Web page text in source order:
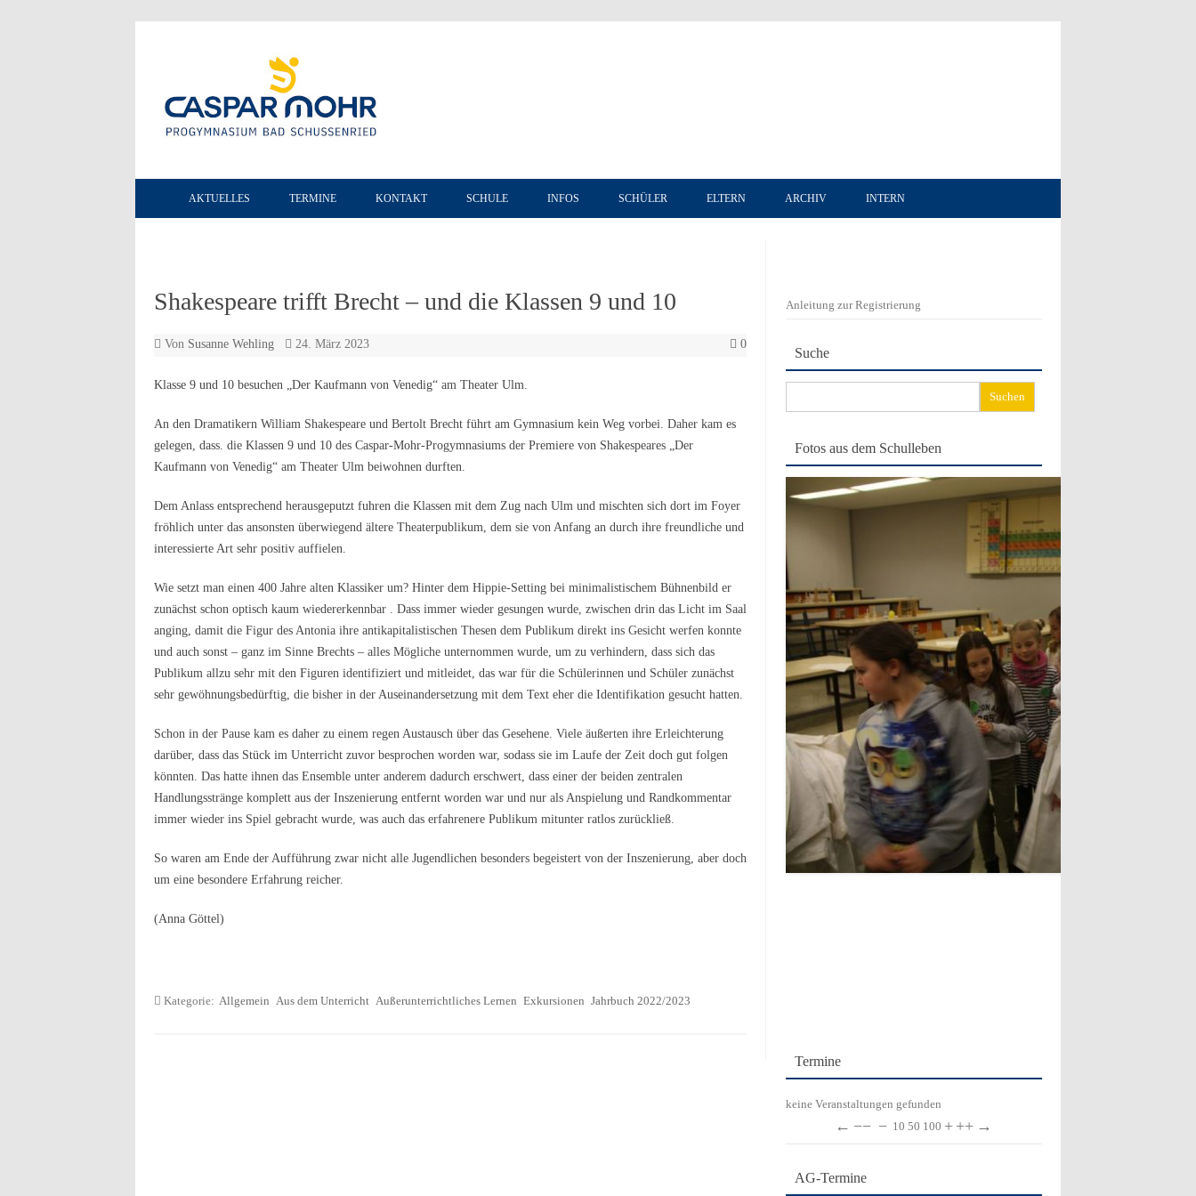
AKTUELLES TERMINE KONTAKT SCHULE INFOS SCHÜLER ELTERN ARCHIV INTERN
Shakespeare trifft Brecht – und die Klassen 9 und 10
Von Susanne Wehling 24. März 2023 0
Klasse 9 und 10 besuchen „Der Kaufmann von Venedig“ am Theater Ulm.
An den Dramatikern William Shakespeare und Bertolt Brecht führt am Gymnasium kein Weg vorbei. Daher kam es
gelegen, dass. die Klassen 9 und 10 des Caspar-Mohr-Progymnasiums der Premiere von Shakespeares „Der
Kaufmann von Venedig“ am Theater Ulm beiwohnen durften.
Dem Anlass entsprechend herausgeputzt fuhren die Klassen mit dem Zug nach Ulm und mischten sich dort im Foyer
fröhlich unter das ansonsten überwiegend ältere Theaterpublikum, dem sie von Anfang an durch ihre freundliche und
interessierte Art sehr positiv auffielen.
Wie setzt man einen 400 Jahre alten Klassiker um? Hinter dem Hippie-Setting bei minimalistischem Bühnenbild er
zunächst schon optisch kaum wiedererkennbar . Dass immer wieder gesungen wurde, zwischen drin das Licht im Saal
anging, damit die Figur des Antonia ihre antikapitalistischen Thesen dem Publikum direkt ins Gesicht werfen konnte
und auch sonst – ganz im Sinne Brechts – alles Mögliche unternommen wurde, um zu verhindern, dass sich das
Publikum allzu sehr mit den Figuren identifiziert und mitleidet, das war für die Schülerinnen und Schüler zunächst
sehr gewöhnungsbedürftig, die bisher in der Auseinandersetzung mit dem Text eher die Identifikation gesucht hatten.
Schon in der Pause kam es daher zu einem regen Austausch über das Gesehene. Viele äußerten ihre Erleichterung
darüber, dass das Stück im Unterricht zuvor besprochen worden war, sodass sie im Laufe der Zeit doch gut folgen
könnten. Das hatte ihnen das Ensemble unter anderem dadurch erschwert, dass einer der beiden zentralen
Handlungsstränge komplett aus der Inszenierung entfernt worden war und nur als Anspielung und Randkommentar
immer wieder ins Spiel gebracht wurde, was auch das erfahrenere Publikum mitunter ratlos zurückließ.
So waren am Ende der Aufführung zwar nicht alle Jugendlichen besonders begeistert von der Inszenierung, aber doch
um eine besondere Erfahrung reicher.
(Anna Göttel)
Kategorie: Allgemein Aus dem Unterricht Außerunterrichtliches Lernen Exkursionen Jahrbuch 2022/2023
Anleitung zur Registrierung
Suche
nach:
Fotos aus dem Schulleben
Termine
keine Veranstaltungen gefunden
← −− − 10 50 100 + ++ →
AG-Termine